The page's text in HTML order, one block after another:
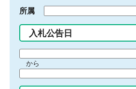
所属
入札公告日
間
始
から
間